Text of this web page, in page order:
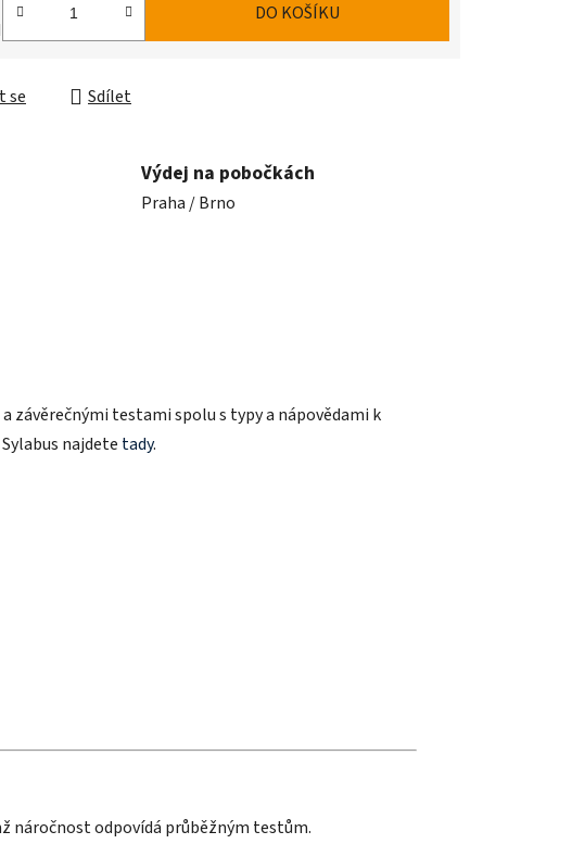
DO KOŠÍKU
se Sdílet
Výdej na pobočkách
Praha / Brno
závěrečnými testami spolu s typy a nápovědami k
najdete tady.
náročnost odpovídá průběžným testům.